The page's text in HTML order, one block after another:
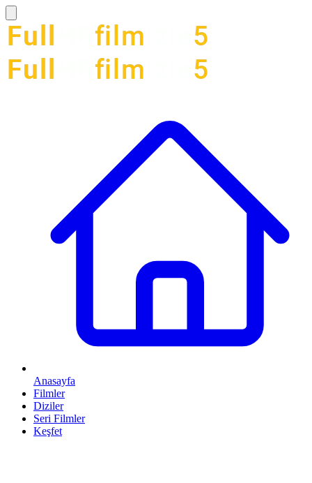
Anasayfa
Filmler
Diziler
Seri Filmler
Keşfet